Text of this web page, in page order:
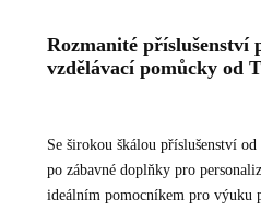
Rozmanité příslušenství
vzdělávací pomůcky od
Se širokou škálou příslušenství
po zábavné doplňky pro
ideálním pomocníkem pro výuku